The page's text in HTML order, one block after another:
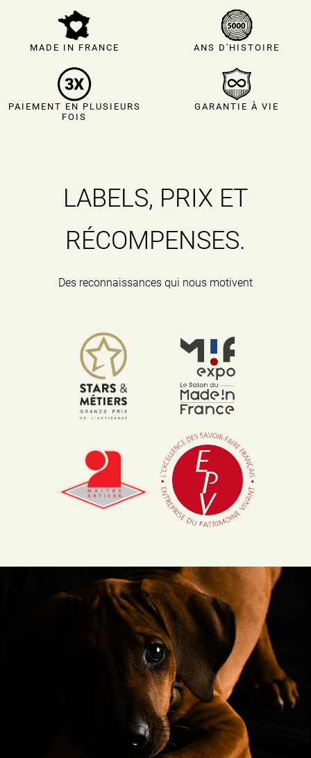
annuelle pour l’entretien du marais.
MADE IN FRANCE ANS D'HISTOIRE
PAIEMENT EN PLUSIEURS
FOIS
GARANTIE À VIE
LABELS, PRIX ET
RÉCOMPENSES.
Des reconnaissances qui nous motivent